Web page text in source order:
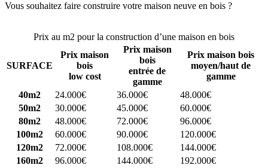
Vous souhaitez faire construire votre maison neuve en bois ?
Prix au m2 pour la construction d’une maison en bois
SURFACE
Prix maison
bois
low cost
Prix maison
bois
entrée de
gamme
Prix maison bois
moyen/haut de
gamme
40m2
24.000€ 36.000€
48.000€
50m2
30.000€ 45.000€
60.000€
80m2
48.000€ 72.000€
96.000€
100m2
60.000€ 90.000€
120.000€
120m2
72.000€ 108.000€
144.000€
160m2
96.000€ 144.000€
192.000€